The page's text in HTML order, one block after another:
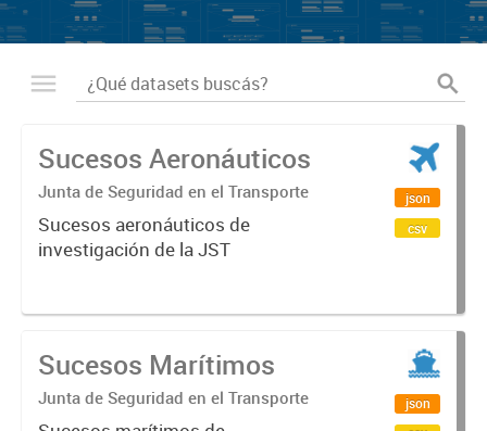
Sucesos Aeronáuticos
Junta de Seguridad en el Transporte
Sucesos aeronáuticos de
investigación de la JST
json
csv
Sucesos Marítimos
Junta de Seguridad en el Transporte
json